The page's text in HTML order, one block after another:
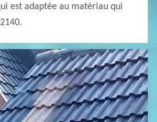
est adaptée au matériau qui